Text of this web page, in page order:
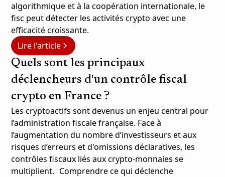
algorithmique et à la coopération internationale, le
fisc peut détecter les activités crypto avec une
efficacité croissante.
Lire l'article
Quels sont les principaux
déclencheurs d'un contrôle fiscal
crypto en France ?
Les cryptoactifs sont devenus un enjeu central pour
l’administration fiscale française. Face à
l’augmentation du nombre d’investisseurs et aux
risques d’erreurs et d'omissions déclaratives, les
contrôles fiscaux liés aux crypto-monnaies se
multiplient. Comprendre ce qui déclenche